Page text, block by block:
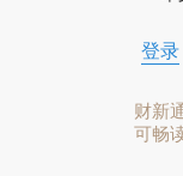
登录
财新
可畅